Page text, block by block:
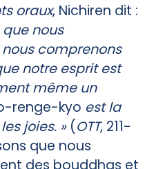
oraux, Nichiren dit :
nous
comprenons
notre esprit est
même un
renge-kyo est la
joies. »(OTT, 211-
que nous
des bouddhas et